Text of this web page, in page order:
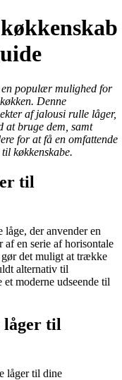
populær mulighed for
Denne
af jalousi rulle låger,
at bruge dem, samt
for at få en omfattende
køkkenskabe.
til
der anvender en
en serie af horisontale
det muligt at trække
alternativ til
moderne udseende til
låger til
låger til dine